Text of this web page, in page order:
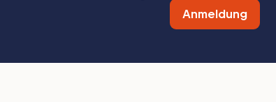
Anmeldung